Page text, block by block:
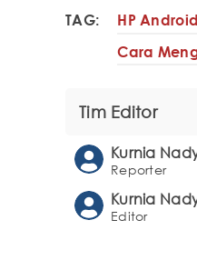
TAG: HP Android
Cara
Tim Editor
Kurnia
Reporter
Kurnia
Editor